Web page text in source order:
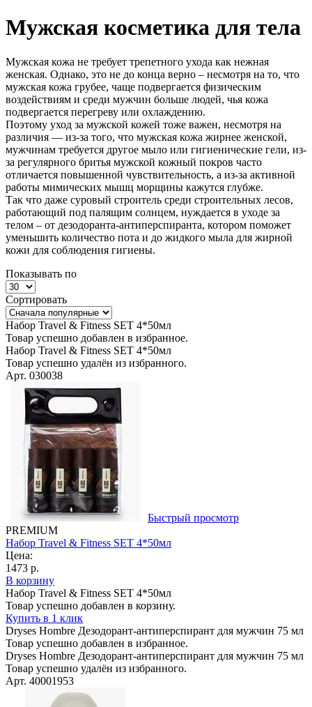
Мужская косметика для тела
Мужская кожа не требует трепетного ухода как нежная
женская. Однако, это не до конца верно – несмотря на то, что
мужская кожа грубее, чаще подвергается физическим
воздействиям и среди мужчин больше людей, чья кожа
подвергается перегреву или охлаждению.
Поэтому уход за мужской кожей тоже важен, несмотря на
различия — из-за того, что мужская кожа жирнее женской,
мужчинам требуется другое мыло или гигиенические гели, из-
за регулярного бритья мужской кожный покров часто
отличается повышенной чувствительность, а из-за активной
работы мимических мышц морщины кажутся глубже.
Так что даже суровый строитель среди строительных лесов,
работающий под палящим солнцем, нуждается в уходе за
телом – от дезодоранта-антиперспиранта, котором поможет
уменьшить количество пота и до жидкого мыла для жирной
кожи для соблюдения гигиены.
Показывать по
Сортировать
Набор Travel & Fitness SET 4*50мл
Товар успешно добавлен в избранное.
Набор Travel & Fitness SET 4*50мл
Товар успешно удалён из избранного.
Арт. 030038
Быстрый просмотр
PREMIUM
Набор Travel & Fitness SET 4*50мл
Цена:
1473 р.
В корзину
Набор Travel & Fitness SET 4*50мл
Товар успешно добавлен в корзину.
Купить в 1 клик
Dryses Hombre Дезодорант-антиперспирант для мужчин 75 мл
Товар успешно добавлен в избранное.
Dryses Hombre Дезодорант-антиперспирант для мужчин 75 мл
Товар успешно удалён из избранного.
Арт. 40001953